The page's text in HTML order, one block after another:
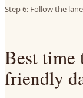
Step 6: Follow the
Best time
friendly